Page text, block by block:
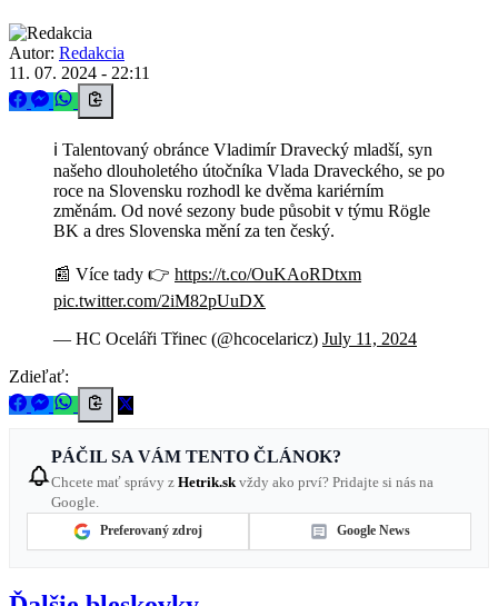
Autor: Redakcia
11. 07. 2024 - 22:11
ℹ️ Talentovaný obránce Vladimír Dravecký mladší, syn
našeho dlouholetého útočníka Vlada Draveckého, se po
roce na Slovensku rozhodl ke dvěma kariérním
změnám. Od nové sezony bude působit v týmu Rögle
BK a dres Slovenska mění za ten český.
📰 Více tady 👉 https://t.co/OuKAoRDtxm
pic.twitter.com/2iM82pUuDX
— HC Oceláři Třinec (@hcocelaricz) July 11, 2024
Zdieľať:
PÁČIL SA VÁM TENTO ČLÁNOK?
Chcete mať správy z Hetrik.sk vždy ako prví? Pridajte si nás na
Google.
Preferovaný zdroj Google News